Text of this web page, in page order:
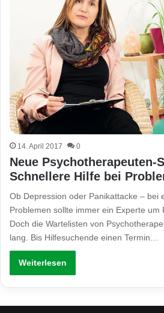
14. April 2017 0
Neue Psychotherapeuten-
Schnellere Hilfe bei
Ob Depression oder Panikattacke – bei
Problemen sollte immer ein Experte um
Doch die Wartelisten von
lang. Bis Hilfesuchende einen Termin…
Weiterlesen